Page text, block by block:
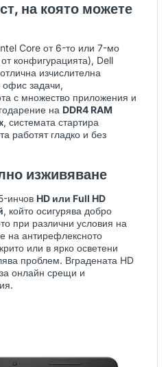
на която можете
Core от 6-то или 7-мо
конфигурацията), Dell
изчислителна
задачи,
с множество приложения и
на DDR4 RAM
, системата стартира
работят гладко и без
изживяване
инчов HD или Full HD
, който осигурява добро
при различни условия на
на антирефлексното
или в ярко осветени
проблем. Вградената HD
онлайн срещи и